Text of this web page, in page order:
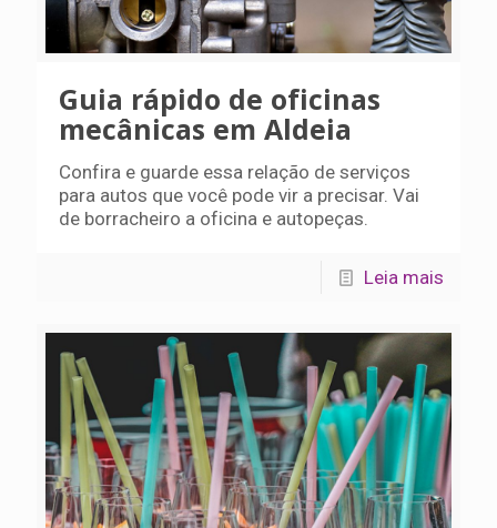
Guia rápido de oficinas
mecânicas em Aldeia
Confira e guarde essa relação de serviços
para autos que você pode vir a precisar. Vai
de borracheiro a oficina e autopeças.
Leia mais